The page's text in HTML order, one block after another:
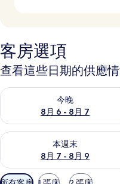
客房選項
查看這些日期的供應
今晚
8月 6 - 8月 7
查看今晚 (8月 6 - 8月 7) 的供
本週末
8月 7 - 8月 9
查看本週末 (8月 7 - 8月 9) 的
可